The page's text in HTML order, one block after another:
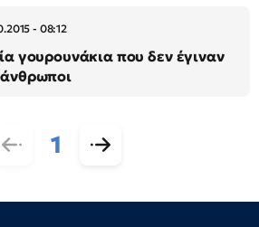
- 08:12
γουρουνάκια που δεν έγιναν
1